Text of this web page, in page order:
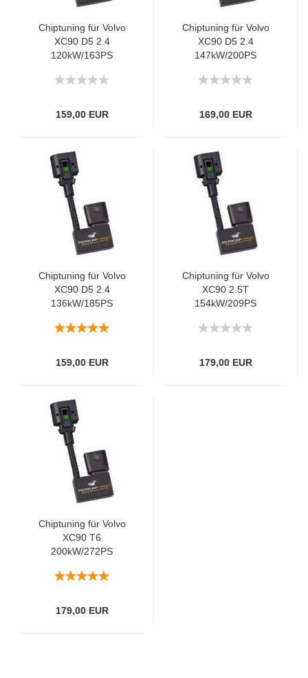
Chiptuning für Volvo
XC90 D5 2.4
120kW/163PS
159,00 EUR
Chiptuning für Volvo
XC90 D5 2.4
147kW/200PS
169,00 EUR
Chiptuning für Volvo
XC90 D5 2.4
136kW/185PS
159,00 EUR
Chiptuning für Volvo
XC90 2.5T
154kW/209PS
179,00 EUR
Chiptuning für Volvo
XC90 T6
200kW/272PS
179,00 EUR